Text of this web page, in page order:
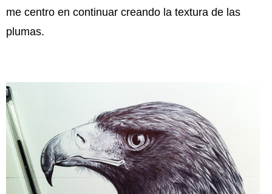
me centro en continuar creando la textura de las
plumas.